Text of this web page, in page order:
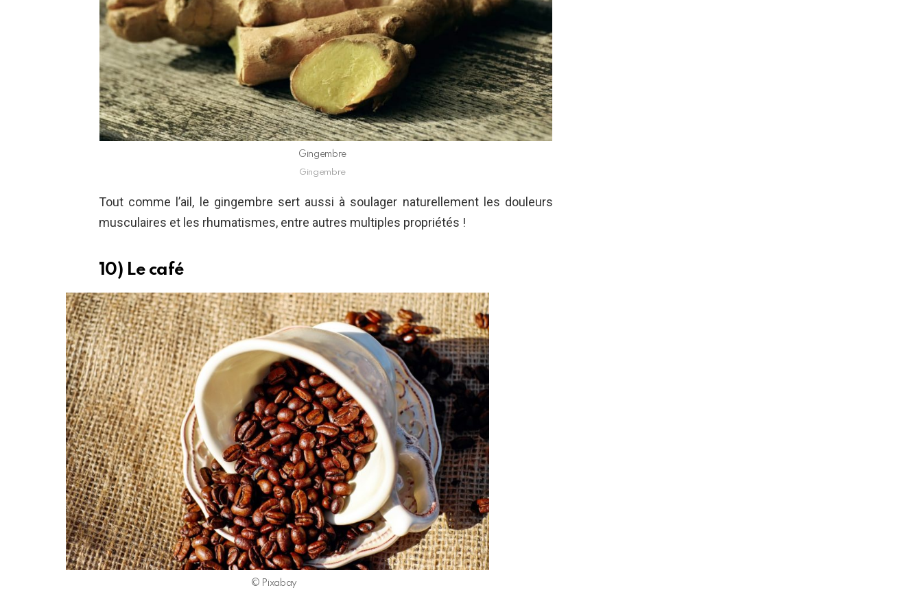
Gingembre
Gingembre
Tout comme l’ail, le gingembre sert aussi à soulager naturellement les douleurs
musculaires et les rhumatismes, entre autres multiples propriétés !
10) Le café
© Pixabay